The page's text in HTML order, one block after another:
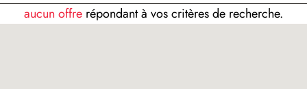
aucun offre répondant à vos critères de recherche.